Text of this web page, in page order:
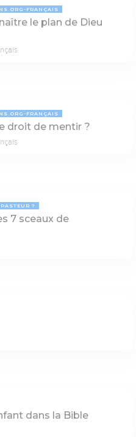
FRANÇAIS
le plan de Dieu
FRANÇAIS
droit de mentir ?
?
7 sceaux de
dans la Bible